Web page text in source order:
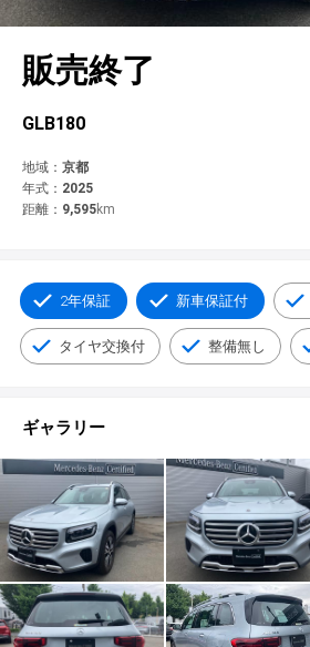
自動車保険
カタログ情報
問合せ履歴
アカウントの確認・編集
タイヤ交換
ボディ修理
プレスリリース
ヤナセの歴史
BMW認定中古車
フォルクスワーゲン認定中古車
新車情報
利用規約 会社概要
金融商品の勧誘方針
販売終了
GLB180
地域： 京都
年式： 2025
距離： 9,595km
2年保証 新車保証付
タイヤ交換付 整備無し
ギャラリー
キャンセル